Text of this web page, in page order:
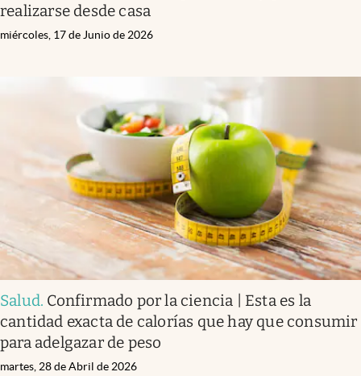
realizarse desde casa
miércoles, 17 de Junio de 2026
Salud. Confirmado por la ciencia | Esta es la
cantidad exacta de calorías que hay que consumir
para adelgazar de peso
martes, 28 de Abril de 2026